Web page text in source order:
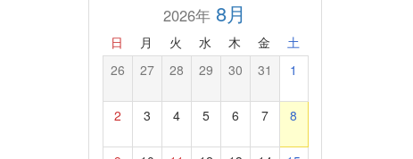
2026年 8月
日 月 火 水 木 金 土
26 27 28 29 30 31 1
2 3 4 5 6 7 8